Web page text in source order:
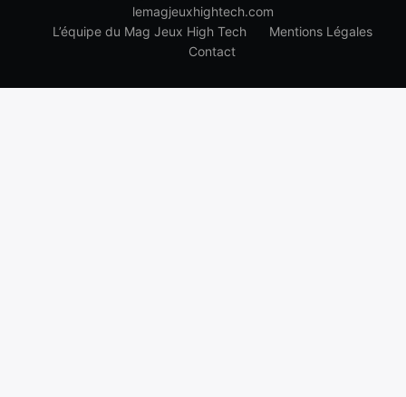
lemagjeuxhightech.com
L’équipe du Mag Jeux High Tech
Mentions Légales
Contact